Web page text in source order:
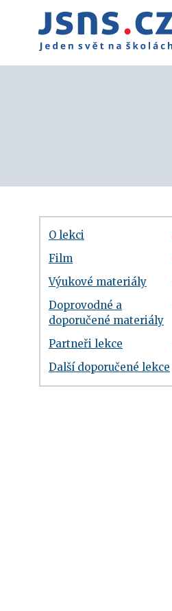
O lekci
Film
Výukové materiály
Doprovodné a
doporučené materiály
Partneři lekce
Další doporučené lekce